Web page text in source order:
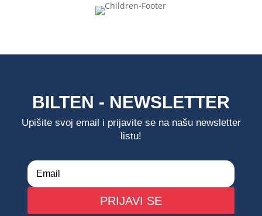
BILTEN - NEWSLETTER
Upišite svoj email i prijavite se na našu newsletter
listu!
PRIJAVI SE